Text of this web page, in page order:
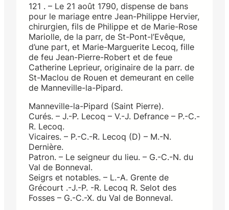
121 . – Le 21 août 1790, dispense de bans
pour le mariage entre Jean-Philippe Hervier,
chirurgien, fils de Philippe et de Marie-Rose
Mariolle, de la parr, de St-Pont-l’Evêque,
d’une part, et Marie-Marguerite Lecoq, fille
de feu Jean-Pierre-Robert et de feue
Catherine Leprieur, originaire de la parr. de
St-Maclou de Rouen et demeurant en celle
de Manneville-la-Pipard.
Manneville-la-Pipard (Saint Pierre).
Curés. – J.-P. Lecoq – V.-J. Defrance – P.-C.-
R. Lecoq.
Vicaires. – P.-C.-R. Lecoq (D) – M.-N.
Dernière.
Patron. – Le seigneur du lieu. – G.-C.-N. du
Val de Bonneval.
Seigrs et notables. – L.-A. Grente de
Grécourt .-J.-P. -R. Lecoq R. Selot des
Fosses – G.-C.-X. du Val de Bonneval.